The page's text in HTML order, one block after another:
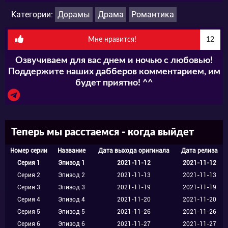
Мнение сторонних людей интересовало её
меньше всего. Так было до того самого
момента, пока в жизни Ëн Ын не появился
он...
расстаёмся» — популярный фэн-фотограф.
Но девушку привлекает в нем совсем не то,
на что обращают внимание другие люди. Она
остается равнодушна к его богатству,
привлекательной внешности и обаянию, но
находит в нем нечто другое, от чего не может
Категории: Дорамы Драма Романтика
Мне нравится! 12
Озвучиваем для вас днем и ночью с любовью!
Поддержите наших дабберов комментарием, им
будет приятно! ^^
Теперь мы расстаемся - когда выйдет
Номер серии Название Дата выхода оригинала
Дата релиза
Серия 1
Эпизод 1 2021-11-12
2021-11-12
Серия 2
Эпизод 2 2021-11-13
2021-11-13
Серия 3
Эпизод 3 2021-11-19
2021-11-19
Серия 4
Эпизод 4 2021-11-20
2021-11-20
Серия 5
Эпизод 5 2021-11-26
2021-11-26
Серия 6
Эпизод 6 2021-11-27
2021-11-27